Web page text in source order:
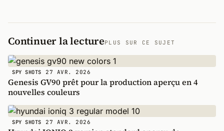
Continuer la lecturePLUS SUR CE SUJET
SPY SHOTS 27 AVR. 2026
Genesis GV90 prêt pour la production aperçu en 4
nouvelles couleurs
SPY SHOTS 27 AVR. 2026